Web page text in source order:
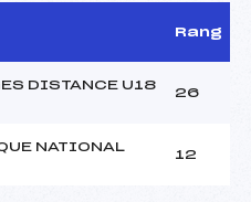
Rang
DISTANCE U18
26
NATIONAL
12